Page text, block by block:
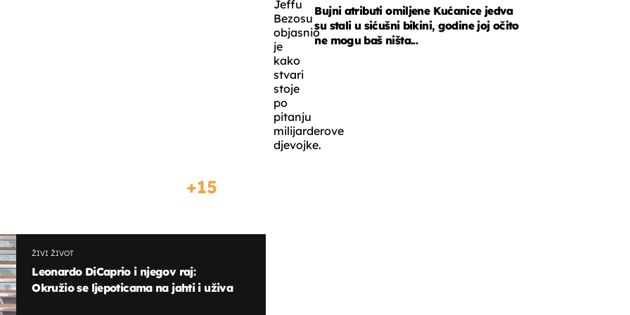
Jeffu
Bezosu
objasnio
je
kako
stvari
stoje
po
pitanju
milijarderove
djevojke.
15
ŽIVI ŽIVOT
Leonardo DiCaprio i njegov raj:
Okružio se ljepoticama na jahti i uživa
Bujni atributi omiljene Kućanice jedva
su stali u sićušni bikini, godine joj očito
ne mogu baš ništa...